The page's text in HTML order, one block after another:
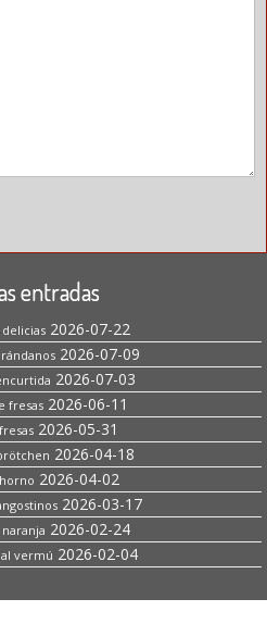
entradas
2026-07-22
2026-07-09
2026-07-03
fresas 2026-06-11
2026-05-31
2026-04-18
2026-04-02
2026-03-17
2026-02-24
vermú 2026-02-04